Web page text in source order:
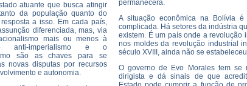
atuante que busca atingir
da população quanto do
a isso. Em cada país,
diferenciada, mas, via
mais ou menos à
anti-imperialismo e o
são as chaves para se
novas disputas por recursos
e autonomia.
permanecerá.
A situação econômica na Bolívia é
complicada. Há setores da indústria
existem. É um país onde a revolução
nos moldes da revolução industrial
século XVIII, ainda não se
O governo de Evo Morales tem se
dirigista e dá sinais de que